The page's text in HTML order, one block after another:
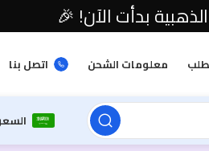
معلومات الشحن اتصل بنا
بدأت الآن! 🎉